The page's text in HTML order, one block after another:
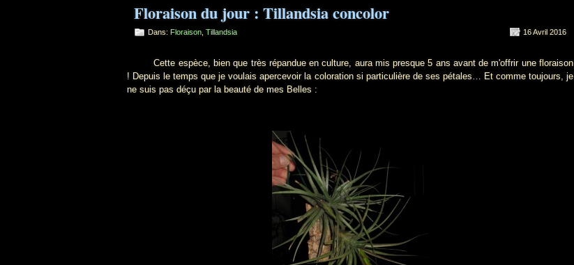
Floraison du jour : Tillandsia concolor
Dans: Floraison Tillandsia 16 Avril 2016
Cette espèce, bien que très répandue en culture, aura mis presque 5 ans avant de m'offrir une floraison
! Depuis le temps que je voulais apercevoir la coloration si particulière de ses pétales… Et comme toujours, je
ne suis pas déçu par la beauté de mes Belles :